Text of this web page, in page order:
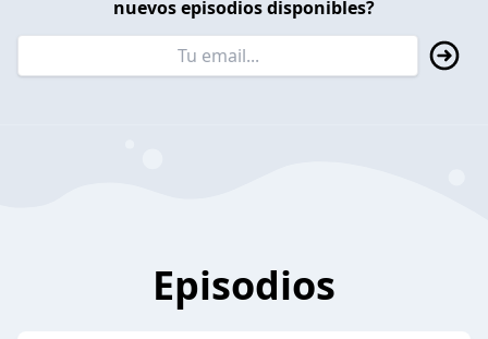
nuevos episodios disponibles?
Episodios